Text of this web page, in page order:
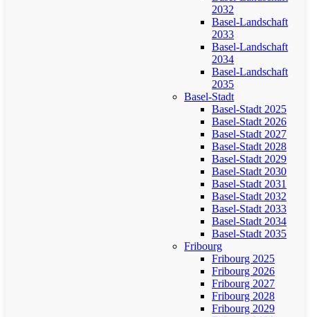
2032
Basel-Landschaft
2033
Basel-Landschaft
2034
Basel-Landschaft
2035
Basel-Stadt
Basel-Stadt 2025
Basel-Stadt 2026
Basel-Stadt 2027
Basel-Stadt 2028
Basel-Stadt 2029
Basel-Stadt 2030
Basel-Stadt 2031
Basel-Stadt 2032
Basel-Stadt 2033
Basel-Stadt 2034
Basel-Stadt 2035
Fribourg
Fribourg 2025
Fribourg 2026
Fribourg 2027
Fribourg 2028
Fribourg 2029